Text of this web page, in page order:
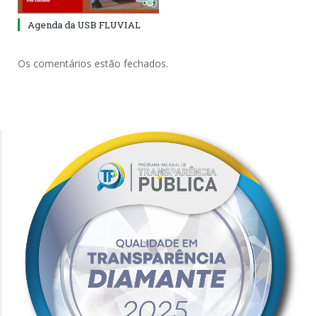
Agenda da USB FLUVIAL
Os comentários estão fechados.